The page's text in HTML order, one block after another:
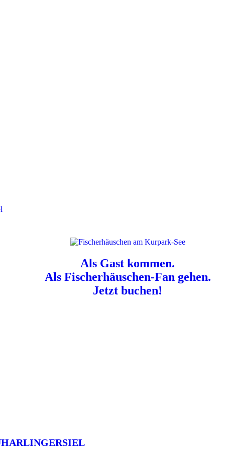
Als Gast kommen.
Als Fischerhäuschen-Fan gehen.
Jetzt buchen!